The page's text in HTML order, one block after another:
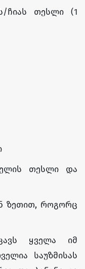
ჩიას თესლი (1
თესლი და
ზეთით, როგორც
ყველა იმ
საუზმისას